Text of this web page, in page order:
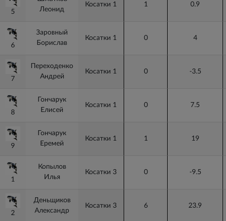
5
Леонид
Косатки 1 1 0.9
6
Заровный
Борислав
Косатки 1 0 4
7
Переходенко
Андрей
Косатки 1 0 -3.5
8
Гончарук
Елисей
Косатки 1 0 7.5
9
Гончарук
Еремей
Косатки 1 1 19
1
Копылов
Илья
Косатки 3 0 -9.5
2
Деньщиков
Александр
Косатки 3 6 23.9
5
6
7
8
9
1
2